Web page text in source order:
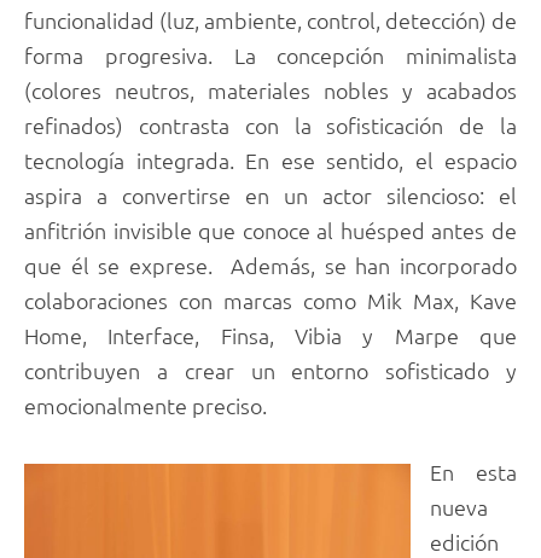
funcionalidad (luz, ambiente, control, detección) de
forma progresiva. La concepción minimalista
(colores neutros, materiales nobles y acabados
refinados) contrasta con la sofisticación de la
tecnología integrada. En ese sentido, el espacio
aspira a convertirse en un actor silencioso: el
anfitrión invisible que conoce al huésped antes de
que él se exprese. Además, se han incorporado
colaboraciones con marcas como Mik Max, Kave
Home, Interface, Finsa, Vibia y Marpe que
contribuyen a crear un entorno sofisticado y
emocionalmente preciso.
En esta
nueva
edición